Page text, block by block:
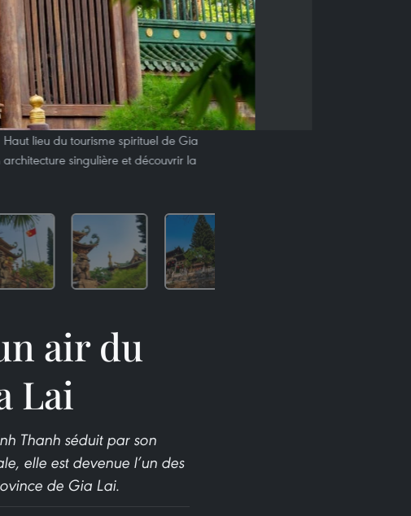
lieu du tourisme spirituel de Gia
singulière et découvrir la
air du
Lai
Thanh séduit par son
elle est devenue l’un des
de Gia Lai.